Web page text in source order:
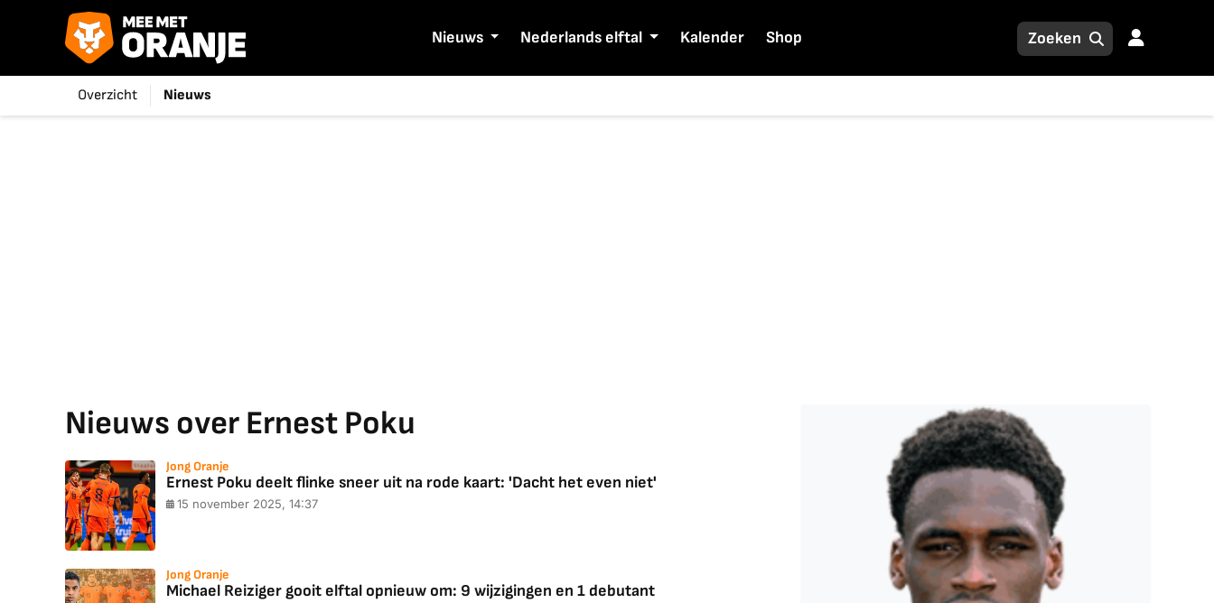
Nieuws Nederlands elftal Kalender Shop
Overzicht Nieuws
Nieuws over Ernest Poku
Jong Oranje
Ernest Poku deelt flinke sneer uit na rode kaart: 'Dacht het even niet'
15 november 2025, 14:37
Jong Oranje
Michael Reiziger gooit elftal opnieuw om: 9 wijzigingen en 1 debutant